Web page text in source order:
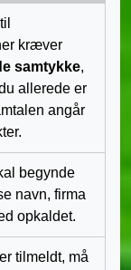
kræver
samtykke,
allerede er
angår
begynde
navn, firma
opkaldet.
tilmeldt, må